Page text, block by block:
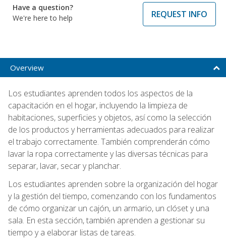
Have a question?
We're here to help
REQUEST INFO
Overview
Los estudiantes aprenden todos los aspectos de la
capacitación en el hogar, incluyendo la limpieza de
habitaciones, superficies y objetos, así como la selección
de los productos y herramientas adecuados para realizar
el trabajo correctamente. También comprenderán cómo
lavar la ropa correctamente y las diversas técnicas para
separar, lavar, secar y planchar.
Los estudiantes aprenden sobre la organización del hogar
y la gestión del tiempo, comenzando con los fundamentos
de cómo organizar un cajón, un armario, un clóset y una
sala. En esta sección, también aprenden a gestionar su
tiempo y a elaborar listas de tareas.